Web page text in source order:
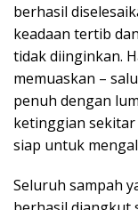
berhasil
keadaan tertib
tidak diinginkan.
memuaskan –
penuh dengan
ketinggian
siap untuk
Seluruh sampah